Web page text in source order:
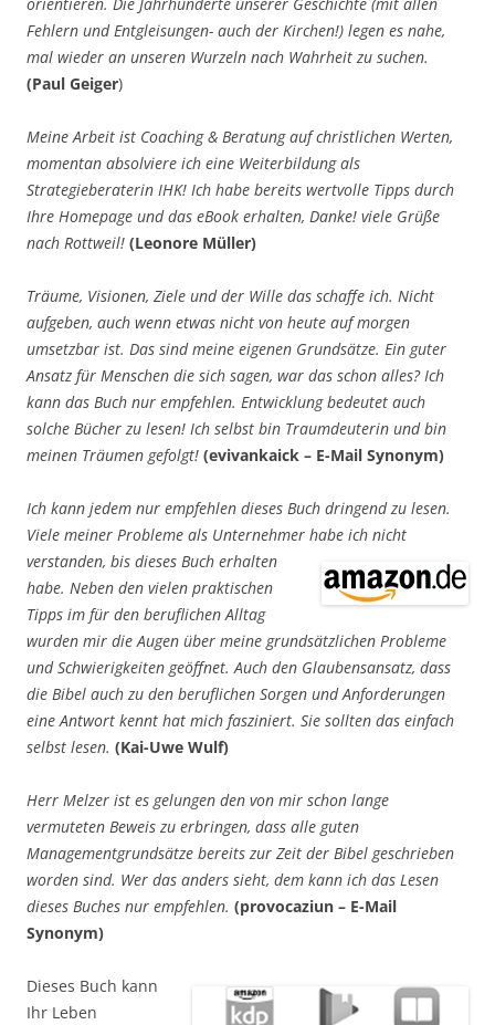
Fehlern und Entgleisungen- auch der Kirchen!) legen es nahe,
mal wieder an unseren Wurzeln nach Wahrheit zu suchen.
(Paul Geiger)
Meine Arbeit ist Coaching & Beratung auf christlichen Werten,
momentan absolviere ich eine Weiterbildung als
Strategieberaterin IHK! Ich habe bereits wertvolle Tipps durch
Ihre Homepage und das eBook erhalten, Danke! viele Grüße
nach Rottweil! (Leonore Müller)
Träume, Visionen, Ziele und der Wille das schaffe ich. Nicht
aufgeben, auch wenn etwas nicht von heute auf morgen
umsetzbar ist. Das sind meine eigenen Grundsätze. Ein guter
Ansatz für Menschen die sich sagen, war das schon alles? Ich
kann das Buch nur empfehlen. Entwicklung bedeutet auch
solche Bücher zu lesen! Ich selbst bin Traumdeuterin und bin
meinen Träumen gefolgt! (evivankaick – E-Mail Synonym)
Ich kann jedem nur empfehlen dieses Buch dringend zu lesen.
Viele meiner Probleme als Unternehmer habe ich nicht
verstanden, bis dieses Buch erhalten
habe. Neben den vielen praktischen
Tipps im für den beruflichen Alltag
wurden mir die Augen über meine grundsätzlichen Probleme
und Schwierigkeiten geöffnet. Auch den Glaubensansatz, dass
die Bibel auch zu den beruflichen Sorgen und Anforderungen
eine Antwort kennt hat mich fasziniert. Sie sollten das einfach
selbst lesen. (Kai-Uwe Wulf)
Herr Melzer ist es gelungen den von mir schon lange
vermuteten Beweis zu erbringen, dass alle guten
Managementgrundsätze bereits zur Zeit der Bibel geschrieben
worden sind. Wer das anders sieht, dem kann ich das Lesen
dieses Buches nur empfehlen. (provocaziun – E-Mail
Synonym)
Dieses Buch kann
Ihr Leben